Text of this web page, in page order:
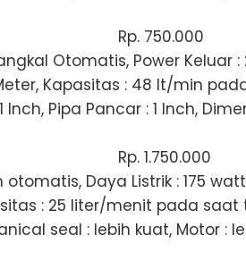
Rp. 750.000
Otomatis, Power Keluar
Kapasitas : 48 lt/min
Pipa Pancar : 1 Inch,
Rp. 1.750.000
Daya Listrik : 175
: 25 liter/menit pada
seal : lebih kuat, Motor :